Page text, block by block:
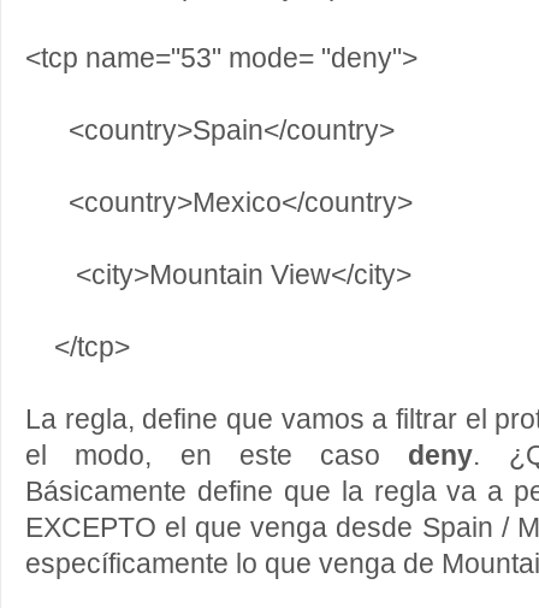
<tcp name="53" mode= "deny">
<country>Spain</country>
<country>Mexico</country>
<city>Mountain View</city>
</tcp>
La regla, define que vamos a filtrar el
el modo, en este caso deny.
Básicamente define que la regla va a
EXCEPTO el que venga desde Spain /
específicamente lo que venga de